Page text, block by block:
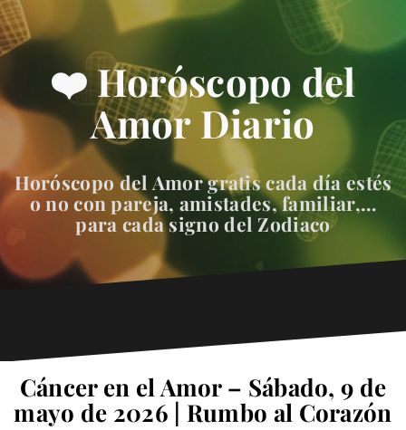
❤️ Horóscopo del
Amor Diario
Horóscopo del Amor gratis cada día estés
o no con pareja, amistades, familiar,…
para cada signo del Zodiaco
Cáncer en el Amor – Sábado, 9 de
mayo de 2026 | Rumbo al Corazón